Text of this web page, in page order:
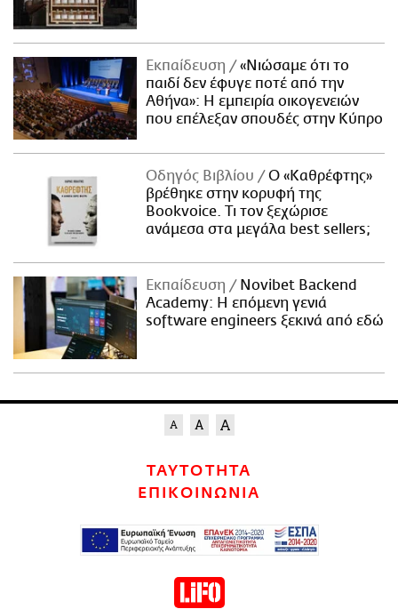
Εκπαίδευση
«Νιώσαμε ότι το
παιδί δεν έφυγε ποτέ από την
Αθήνα»: Η εμπειρία οικογενειών
που επέλεξαν σπουδές στην Κύπρο
Οδηγός Βιβλίου
Ο «Καθρέφτης»
βρέθηκε στην κορυφή της
Bookvoice. Τι τον ξεχώρισε
ανάμεσα στα μεγάλα best sellers;
Εκπαίδευση
Novibet Backend
Academy: Η επόμενη γενιά
software engineers ξεκινά από εδώ
ΤΑΥΤΟΤΗΤΑ
ΕΠΙΚΟΙΝΩΝΙΑ